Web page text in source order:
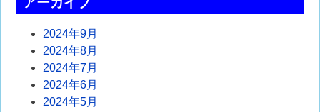
ン
2024年9月
2024年8月
2024年7月
2024年6月
2024年5月